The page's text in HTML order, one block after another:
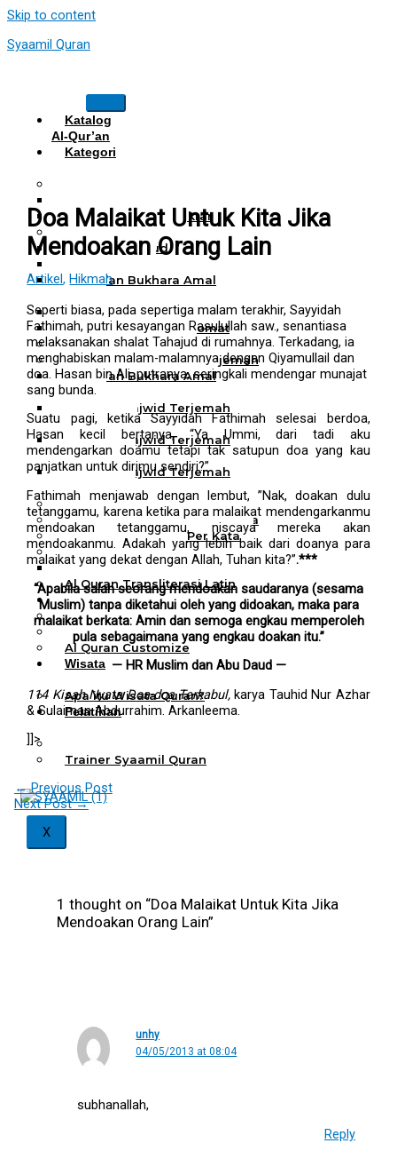
Skip to content
Syaamil Quran
Katalog
Al-Qur’an
Kategori
Al Quran Hafalan Tikrar
Mushaf Tahajud
Al-Qur’an Bukhara Amal
Al Quran Haji Umrah
Mushaf Tilawah Maqomat
Al Quran Terjemah
Al Quran Tajwid dan Terjemah
Al-Qur’an Bukhara Amal
Harian
Al Quran Tajwid Terjemah
Bukhara A6
Al Quran Tajwid Terjemah
Bukhara A5
Al Quran Tajwid Terjemah
Bukhara B5
Al Quran Spesial Wanita
Al Quran Spesial Wanita Azalia
Al Quran Terjemah Per Kata
Al Quran Tilawah
Mushaf Tilawah Quba
Al Quran Transliterasi Latin
Kemitraan
Rumah Syaamil
Wholesale & Retail
Al Quran Customize
Wisata
Apa itu Wisata Quran?
Pelatihan
Trainer Syaamil Quran
X
Doa Malaikat Untuk Kita Jika
Mendoakan Orang Lain
Artikel, Hikmah
Seperti biasa, pada sepertiga malam terakhir, Sayyidah
Fathimah, putri kesayangan Rasulullah saw., senantiasa
melaksanakan shalat Tahajud di rumahnya. Terkadang, ia
menghabiskan malam-malamnya dengan Qiyamullail dan
doa. Hasan bin Ali, putranya, seringkali mendengar munajat
sang bunda.
Suatu pagi, ketika Sayyidah Fathimah selesai berdoa,
Hasan kecil bertanya, “Ya Ummi, dari tadi aku
mendengarkan doamu tetapi tak satupun doa yang kau
panjatkan untuk dirimu sendiri?”
Fathimah menjawab dengan lembut, ”Nak, doakan dulu
tetanggamu, karena ketika para malaikat mendengarkanmu
mendoakan tetanggamu, niscaya mereka akan
mendoakanmu. Adakah yang lebih baik dari doanya para
malaikat yang dekat dengan Allah, Tuhan kita?”.***
“Apabila salah seorang mendoakan saudaranya (sesama
Muslim) tanpa diketahui oleh yang didoakan, maka para
malaikat berkata: Amin dan semoga engkau memperoleh
pula sebagaimana yang engkau doakan itu.”
— HR Muslim dan Abu Daud —
114 Kisah Nyata Doa-doa Terkabul,karya Tauhid Nur Azhar
& Sulaiman Abdurrahim. Arkanleema.
]]>
←Previous Post
Next Post→
1 thought on “Doa Malaikat Untuk Kita Jika
Mendoakan Orang Lain”
unhy
04/05/2013 at 08:04
subhanallah,
Reply